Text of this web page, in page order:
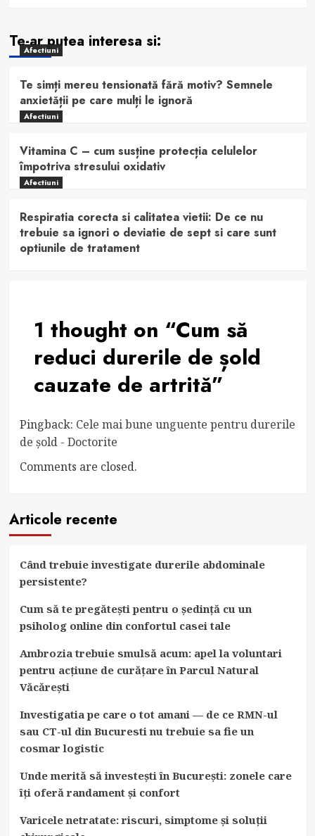
Te-ar putea interesa si:
Afectiuni
Te simți mereu tensionată fără motiv? Semnele
anxietății pe care mulți le ignoră
Afectiuni
Vitamina C – cum susține protecția celulelor
împotriva stresului oxidativ
Afectiuni
Respiratia corecta si calitatea vietii: De ce nu
trebuie sa ignori o deviatie de sept si care sunt
optiunile de tratament
1 thought on “Cum să
reduci durerile de șold
cauzate de artrită”
Pingback: Cele mai bune unguente pentru durerile
de șold - Doctorite
Comments are closed.
Articole recente
Când trebuie investigate durerile abdominale
persistente?
Cum să te pregătești pentru o ședință cu un
psiholog online din confortul casei tale
Ambrozia trebuie smulsă acum: apel la voluntari
pentru acțiune de curățare în Parcul Natural
Văcărești
Investigatia pe care o tot amani — de ce RMN-ul
sau CT-ul din Bucuresti nu trebuie sa fie un
cosmar logistic
Unde merită să investești în București: zonele care
îți oferă randament și confort
Varicele netratate: riscuri, simptome și soluții